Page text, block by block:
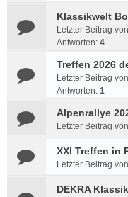
Klassikwelt
Letzter Beitrag von
Antworten: 4
Treffen 2026
Letzter Beitrag von
Antworten: 1
Alpenrallye
Letzter Beitrag von
XXI Treffen in
Letzter Beitrag von
DEKRA